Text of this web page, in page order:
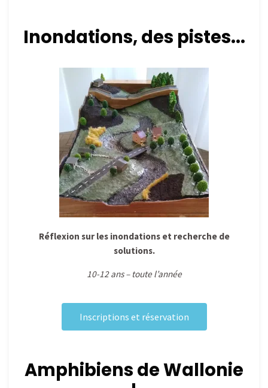
Inondations, des pistes...
Réflexion sur les inondations et recherche de
solutions.
10-12 ans – toute l’année
Inscriptions et réservation
Amphibiens de Wallonie